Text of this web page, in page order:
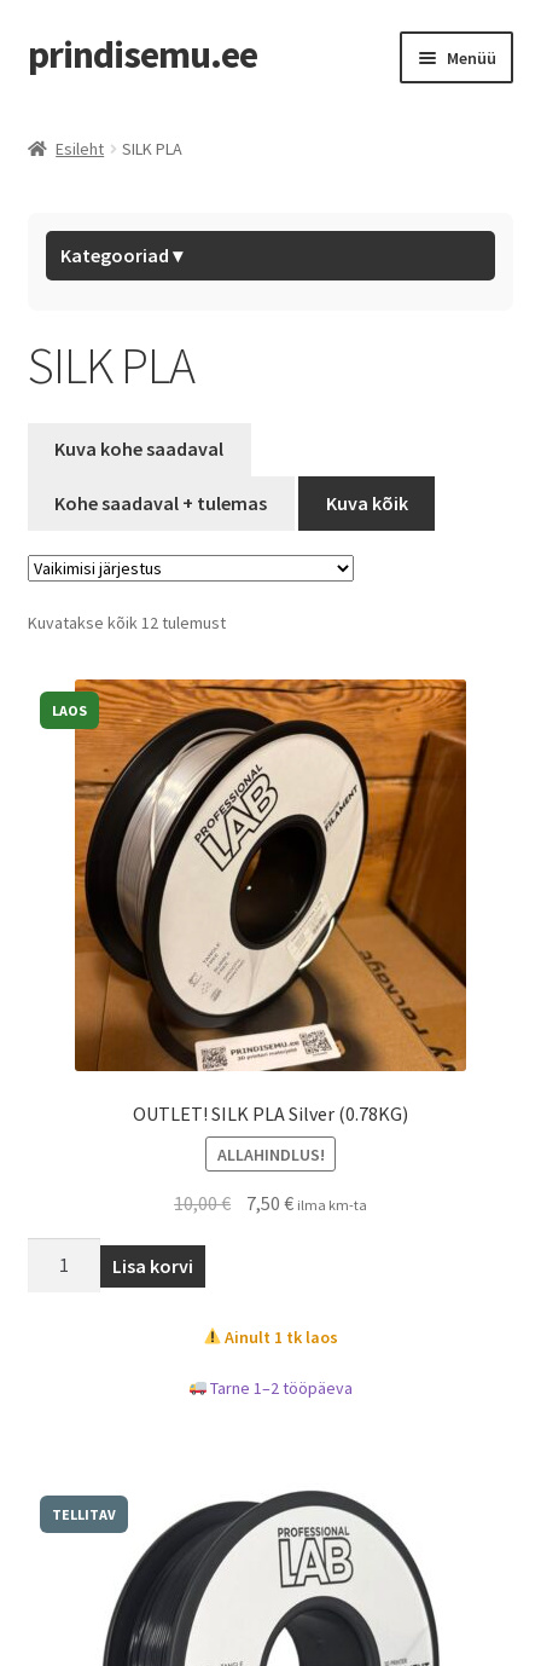
prindisemu.ee Menüü
Eryone Filaments
BL Filaments
Mystery Box
Kassa
Võta ühendust
Esileht SILK PLA
Kategooriad ▾
SILK PLA
Kuva kohe saadaval
Kohe saadaval + tulemas Kuva kõik
Kuvatakse kõik 12 tulemust
LAOS
OUTLET! SILK PLA Silver (0.78KG)
ALLAHINDLUS!
10,00€ 7,50 € ilma km-ta
Lisa korvi
Ainult 1 tk laos
Tarne 1–2 tööpäeva
TELLITAV